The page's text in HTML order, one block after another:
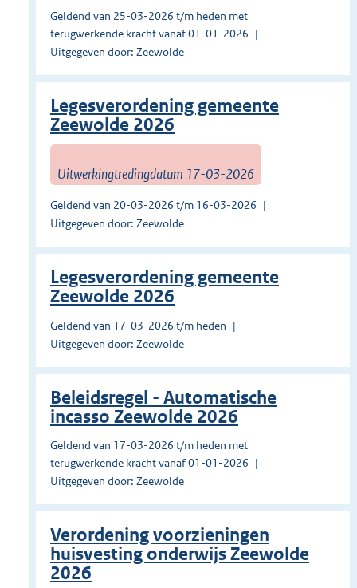
Geldend van 25-03-2026 t/m heden met
terugwerkende kracht vanaf 01-01-2026
Uitgegeven door: Zeewolde
Legesverordening gemeente
Zeewolde 2026
Uitwerkingtredingdatum 17-03-2026
Geldend van 20-03-2026 t/m 16-03-2026
Uitgegeven door: Zeewolde
Legesverordening gemeente
Zeewolde 2026
Geldend van 17-03-2026 t/m heden
Uitgegeven door: Zeewolde
Beleidsregel - Automatische
incasso Zeewolde 2026
Geldend van 17-03-2026 t/m heden met
terugwerkende kracht vanaf 01-01-2026
Uitgegeven door: Zeewolde
Verordening voorzieningen
huisvesting onderwijs Zeewolde
2026